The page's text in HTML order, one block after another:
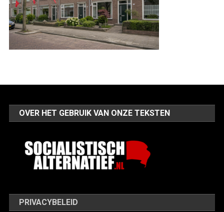
OVER HET GEBRUIK VAN ONZE TEKSTEN
PRIVACYBELEID